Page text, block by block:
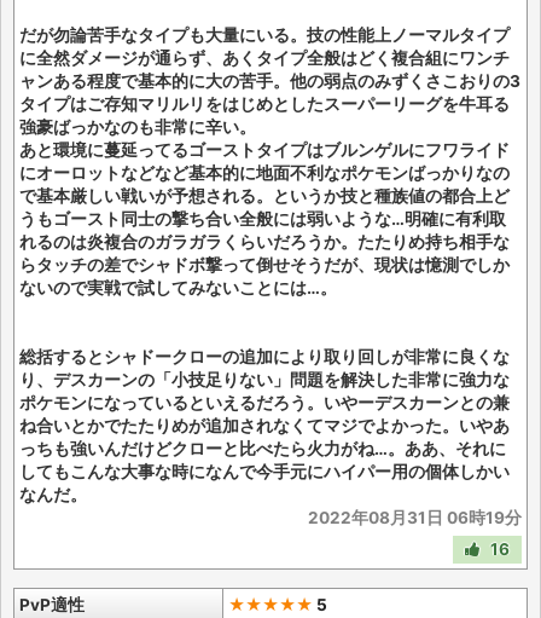
だが勿論苦手なタイプも大量にいる。技の性能上ノーマルタイプ
に全然ダメージが通らず、あくタイプ全般はどく複合組にワンチ
ャンある程度で基本的に大の苦手。他の弱点のみずくさこおりの3
タイプはご存知マリルリをはじめとしたスーパーリーグを牛耳る
強豪ばっかなのも非常に辛い。
あと環境に蔓延ってるゴーストタイプはブルンゲルにフワライド
にオーロットなどなど基本的に地面不利なポケモンばっかりなの
で基本厳しい戦いが予想される。というか技と種族値の都合上ど
うもゴースト同士の撃ち合い全般には弱いような…明確に有利取
れるのは炎複合のガラガラくらいだろうか。たたりめ持ち相手な
らタッチの差でシャドボ撃って倒せそうだが、現状は憶測でしか
ないので実戦で試してみないことには…。
総括するとシャドークローの追加により取り回しが非常に良くな
り、デスカーンの「小技足りない」問題を解決した非常に強力な
ポケモンになっているといえるだろう。いやーデスカーンとの兼
ね合いとかでたたりめが追加されなくてマジでよかった。いやあ
っちも強いんだけどクローと比べたら火力がね…。ああ、それに
してもこんな大事な時になんで今手元にハイパー用の個体しかい
なんだ。
2022年08月31日 06時19分
16
PvP適性 ★★★★★ 5